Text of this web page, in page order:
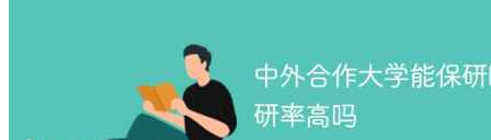
2025届保研人数267人，其中10人本硕博人才。2026届保研人
8、杭州电子科技大学